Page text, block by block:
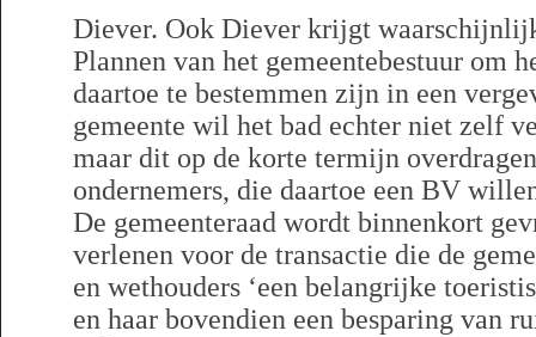
Diever. Ook Diever krijgt
Plannen van het gemeentebestuur om
daartoe te bestemmen zijn in een
gemeente wil het bad echter niet zelf
maar dit op de korte termijn
ondernemers, die daartoe een BV
De gemeenteraad wordt binnenkort
verlenen voor de transactie die de
en wethouders ‘een belangrijke
en haar bovendien een besparing van